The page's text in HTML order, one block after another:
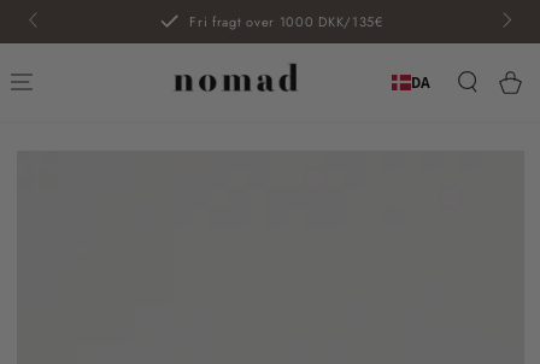
SPRING TIL
INDHOLD
Fri fragt over 1000 DKK/135€
DA